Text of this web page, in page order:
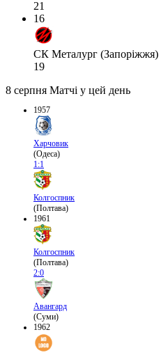
21
16
СК Металург (Запоріжжя)
19
8 серпня Матчі у цей день
1957
Харчовик
(Одеса)
1:1
Колгоспник
(Полтава)
1961
Колгоспник
(Полтава)
2:0
Авангард
(Суми)
1962